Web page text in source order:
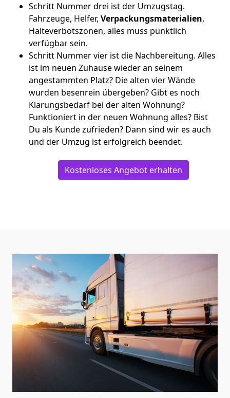
Schritt Nummer drei ist der Umzugstag.
Fahrzeuge, Helfer, Verpackungsmaterialien,
Halteverbotszonen, alles muss pünktlich
verfügbar sein.
Schritt Nummer vier ist die Nachbereitung. Alles
ist im neuen Zuhause wieder an seinem
angestammten Platz? Die alten vier Wände
wurden besenrein übergeben? Gibt es noch
Klärungsbedarf bei der alten Wohnung?
Funktioniert in der neuen Wohnung alles? Bist
Du als Kunde zufrieden? Dann sind wir es auch
und der Umzug ist erfolgreich beendet.
Kostenloses Angebot erhalten